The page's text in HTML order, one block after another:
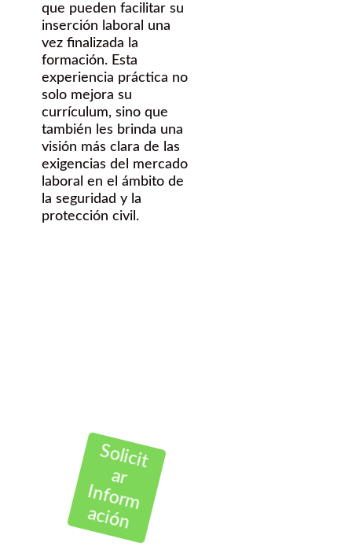
que pueden facilitar su
inserción laboral una
vez finalizada la
formación. Esta
experiencia práctica no
solo mejora su
currículum, sino que
también les brinda una
visión más clara de las
exigencias del mercado
laboral en el ámbito de
la seguridad y la
protección civil.
Solicit
ar
Inform
ación